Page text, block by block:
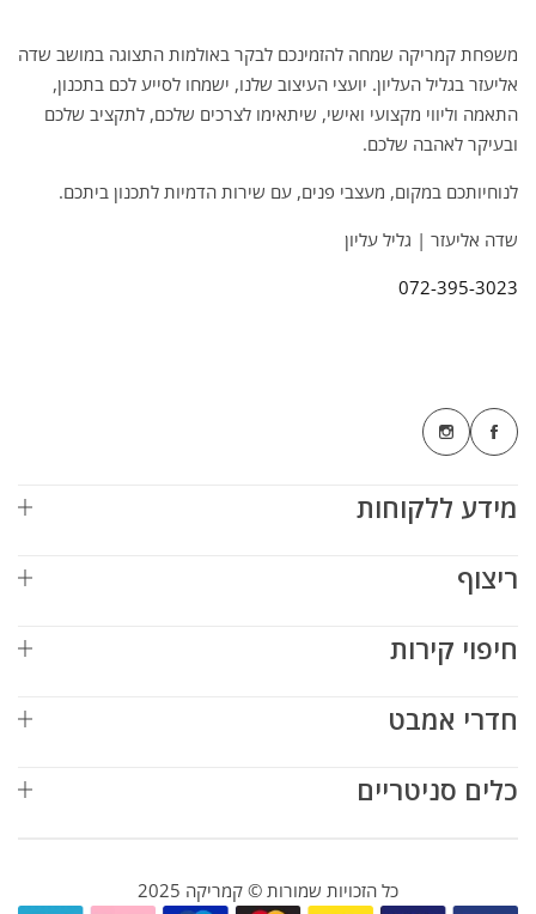
משפחת קמריקה שמחה להזמינכם לבקר באולמות התצוגה במושב שדה
אליעזר בגליל העליון. יועצי העיצוב שלנו, ישמחו לסייע לכם בתכנון,
התאמה וליווי מקצועי ואישי, שיתאימו לצרכים שלכם, לתקציב שלכם
ובעיקר לאהבה שלכם.
לנוחיותכם במקום, מעצבי פנים, עם שירות הדמיות לתכנון ביתכם.
שדה אליעזר | גליל עליון
072-395-3023
מידע ללקוחות
ריצוף
חיפוי קירות
חדרי אמבט
כלים סניטריים
כל הזכויות שמורות © קמריקה 2025